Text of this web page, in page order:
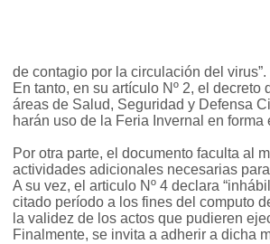
de contagio por la circulación del virus”.
En tanto, en su artículo Nº 2, el
áreas de Salud, Seguridad y Defensa
harán uso de la Feria Invernal en
Por otra parte, el documento faculta al
actividades adicionales necesarias
A su vez, el articulo Nº 4 declara
citado período a los fines del computo
la validez de los actos que pudieren
Finalmente, se invita a adherir a dicha